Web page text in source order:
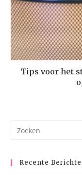
Tips voor het
Recente